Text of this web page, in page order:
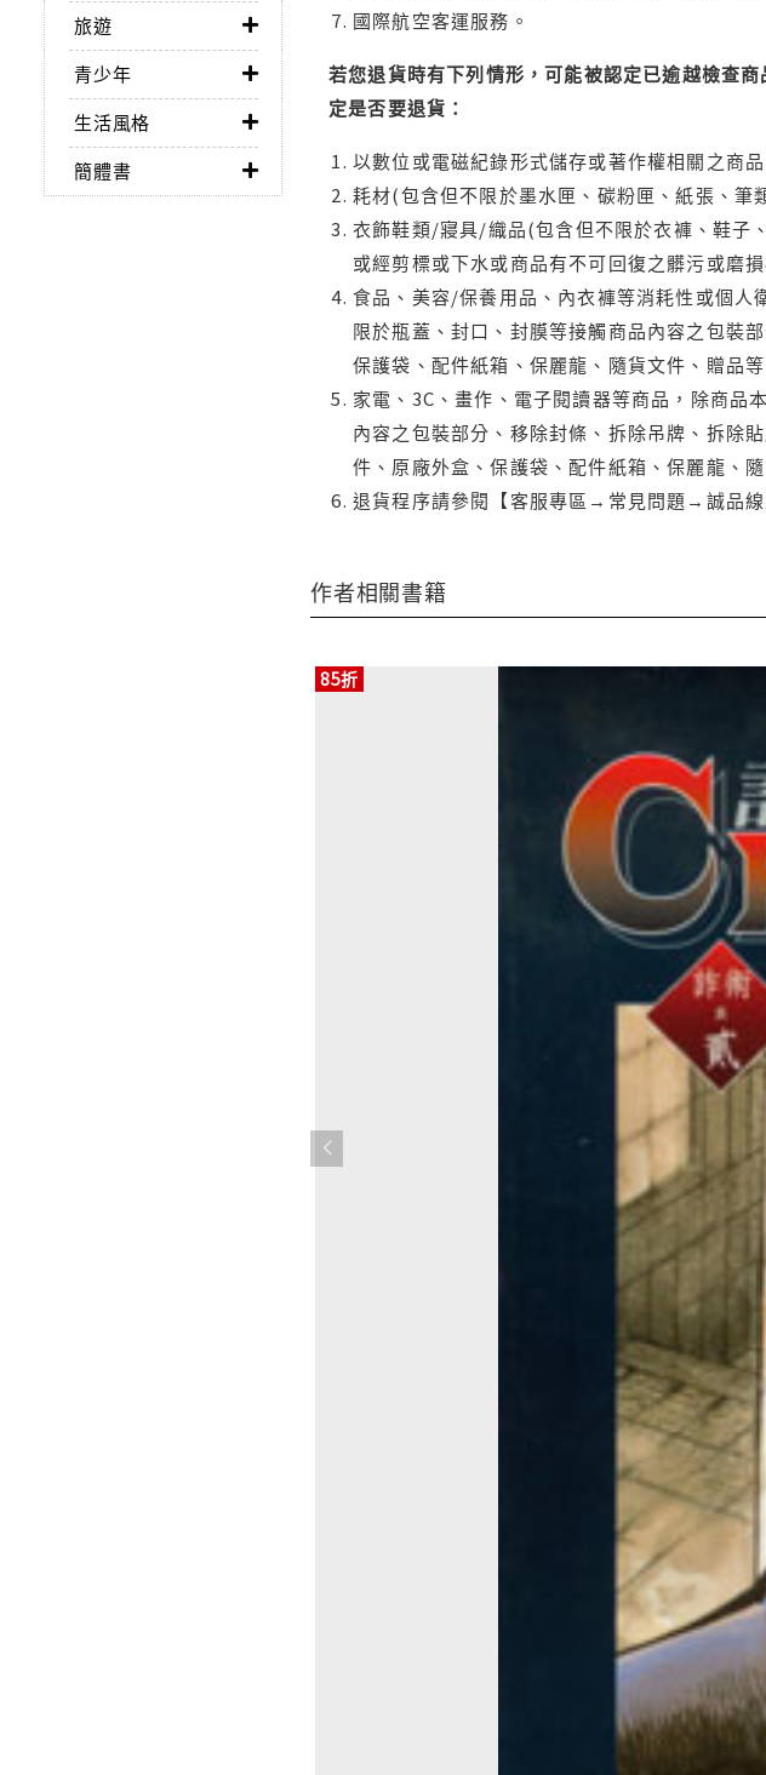
旅遊
青少年
生活風格
簡體書
國際航空客運服務。
若您退貨時有下列情形，可能被認定已逾越檢查
定是否要退貨：
以數位或電磁紀錄形式儲存或著作權相關之商
耗材(包含但不限於墨水匣、碳粉匣、紙張、筆
衣飾鞋類/寢具/織品(包含但不限於衣褲、鞋子
或經剪標或下水或商品有不可回復之髒污或磨損
食品、美容/保養用品、內衣褲等消耗性或個人
限於瓶蓋、封口、封膜等接觸商品內容之包裝
保護袋、配件紙箱、保麗龍、隨貨文件、贈品等
家電、3C、畫作、電子閱讀器等商品，除商品
內容之包裝部分、移除封條、拆除吊牌、拆除
件、原廠外盒、保護袋、配件紙箱、保麗龍、
退貨程序請參閱【客服專區→常見問題→誠品線
作者相關書籍
85折